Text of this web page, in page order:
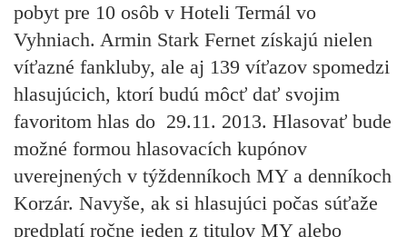
pobyt pre 10 osôb v Hoteli Termál vo
Vyhniach. Armin Stark Fernet získajú nielen
víťazné fankluby, ale aj 139 víťazov spomedzi
hlasujúcich, ktorí budú môcť dať svojim
favoritom hlas do 29.11. 2013. Hlasovať bude
možné formou hlasovacích kupónov
uverejnených v týždenníkoch MY a denníkoch
Korzár. Navyše, ak si hlasujúci počas súťaže
predplatí ročne jeden z titulov MY alebo